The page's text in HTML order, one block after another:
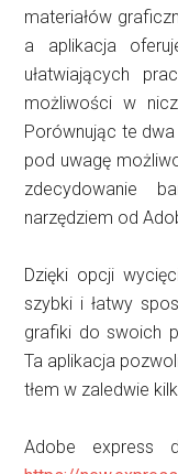
materiałów
a aplikacja
ułatwiających
możliwości w
Porównując te dwa
pod uwagę
zdecydowanie
narzędziem od
Dzięki opcji
szybki i łatwy
grafiki do swoich
Ta aplikacja
tłem w zaledwie
Adobe express